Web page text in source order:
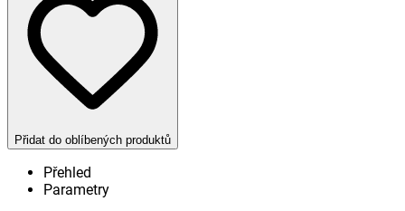
Přidat do oblíbených produktů
Přehled
Parametry